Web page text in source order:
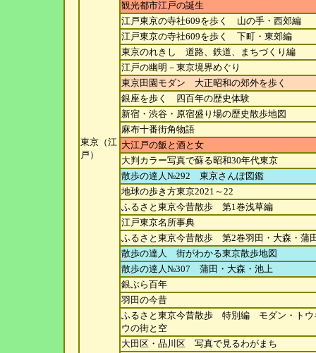
東京（江
戸）
観光都市江戸の誕生
江戸東京の寺社609を歩く 山の手・西郊編
江戸東京の寺社609を歩く 下町・東郊編
東京のれきし 道路、鉄道、まちづくり編
江戸の幽明－東京境界めぐり
東京田園モダン 大正昭和の郊外を歩く
銀座を歩く 四百年の歴史体験
新宿・渋谷・原宿盛り場の歴史散歩地図
麻布十番街角物語
大江戸の飯と酒と女
大判カラー写真で蘇る昭和30年代東京
散歩の達人№292 東京さんぽ図鑑
地球の歩き方東京2021～22
ふるさと東京今昔散歩 第1巻浅草編
江戸東京名所事典
ふるさと東京今昔散歩 第2巻羽田・大森・蒲
散歩の達人 街がわかる東京散歩地図
散歩の達人№307 蒲田・大森・池上
銀ぶら百年
羽田の今昔
ふるさと東京今昔散歩 特別編 モダン・トウ
ウの街と空
大田区・品川区 写真で見るわがまち